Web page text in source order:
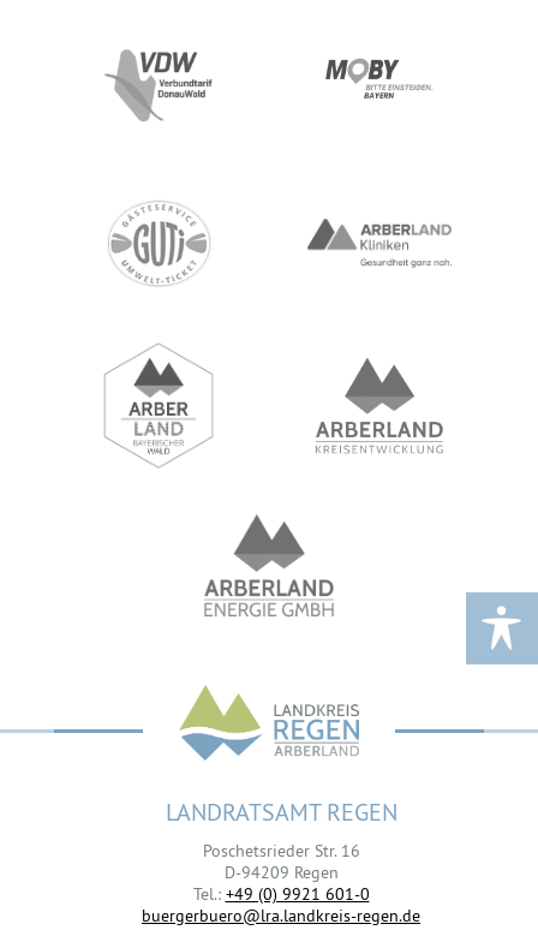
LANDRATSAMT REGEN
Poschetsrieder Str. 16
D-94209 Regen
Tel.: +49 (0) 9921 601-0
buergerbuero@lra.landkreis-regen.de